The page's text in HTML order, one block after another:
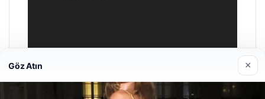
Göz Atın ×